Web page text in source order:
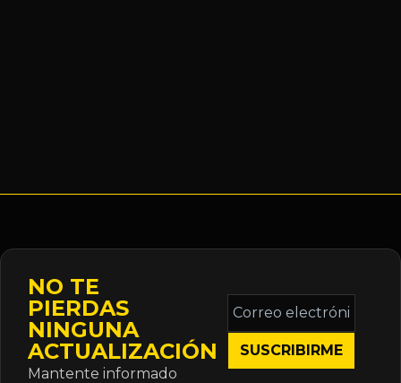
NO TE
PIERDAS
NINGUNA
ACTUALIZACIÓN
Mantente informado
Correo
electrónico
*